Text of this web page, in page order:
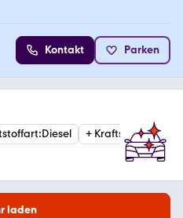
Kontakt Parken
:Diesel + Kraftstoffart:
laden